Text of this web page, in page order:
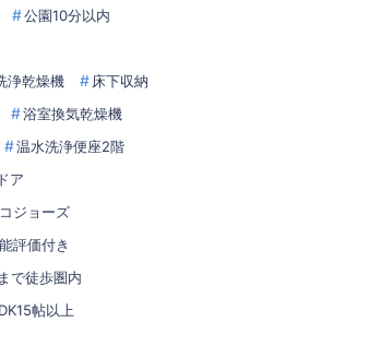
公園10分以内
浄乾燥機
床下収納
浴室換気乾燥機
温水洗浄便座2階
ア
ジョーズ
評価付き
で徒歩圏内
帖以上